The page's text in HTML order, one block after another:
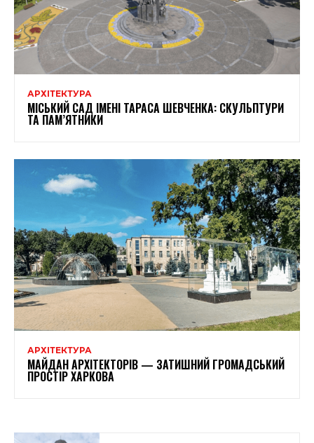
АРХІТЕКТУРА
МІСЬКИЙ САД ІМЕНІ ТАРАСА ШЕВЧЕНКА: СКУЛЬПТУРИ
ТА ПАМ’ЯТНИКИ
АРХІТЕКТУРА
МАЙДАН АРХІТЕКТОРІВ — ЗАТИШНИЙ ГРОМАДСЬКИЙ
ПРОСТІР ХАРКОВА